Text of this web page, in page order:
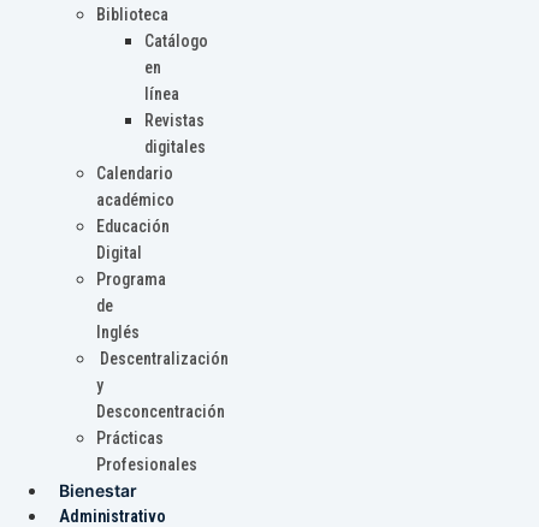
Biblioteca
Catálogo
en
línea
Revistas
digitales
Calendario
académico
Educación
Digital
Programa
de
Inglés
Descentralización
y
Desconcentración
Prácticas
Profesionales
Bienestar
Administrativo